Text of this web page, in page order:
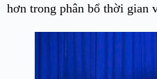
hơn trong phân bổ thời gian